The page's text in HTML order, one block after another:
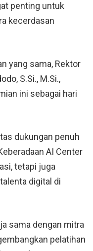
penting untuk
kecerdasan
yang sama, Rektor
S.Si., M.Si.,
ini sebagai hari
dukungan penuh
AI Center
tetapi juga
digital di
sama dengan mitra
pelatihan